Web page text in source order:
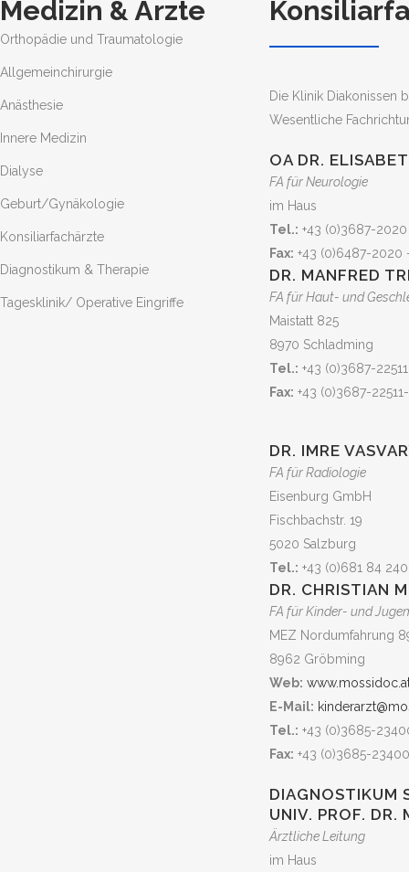
Medizin & Ärzte
Orthopädie und Traumatologie
Allgemeinchirurgie
Anästhesie
Innere Medizin
Dialyse
Geburt/Gynäkologie
Konsiliarfachärzte
Diagnostikum & Therapie
Tagesklinik/ Operative Eingriffe
Die Klinik Diakonissen
Wesentliche
OA DR.
FA für Neurologie
im Haus
Tel.: +43 (0)3687-
Fax: +43 (0)6487-2020
DR. MANFRED
FA für Haut- und
Maistatt 825
8970 Schladming
Tel.: +43 (0)3687-22511
Fax: +43 (0)3687-
DR. IMRE
FA für Radiologie
Eisenburg GmbH
Fischbachstr. 19
5020 Salzburg
Tel.: +43 (0)681 84
DR. CHRISTIAN
FA für Kinder- und
MEZ Nordumfahrung
8962 Gröbming
Web:
E-Mail:
Tel.: +43 (0)3685-
Fax: +43 (0)3685-
DIAGNOSTIKUM
UNIV. PROF. DR.
Ärztliche Leitung
im Haus